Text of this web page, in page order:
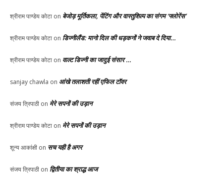
श्रीराम पाण्डेय कोटा on बेजोड़ मूर्तिकला, पेंटिंग और वास्तुशिल्प का संगम ‘फ्लोरेंस’
श्रीराम पाण्डेय कोटा on डिज्नीलैंड: मानो दिल की धड़कनों ने जवाब दे दिया…
श्रीराम पाण्डेय कोटा on वाल्ट डिज्नी का जादुई संसार …
sanjay chawla on आंखे तलाशती रहीं एफिल टॉवर
संजय त्रिपाठी on मेरे सपनों की उड़ान
श्रीराम पाण्डेय कोटा on मेरे सपनों की उड़ान
शून्य आकांक्षी on सच यही है अगर
संजय त्रिपाठी on द्वितीया का श्राद्ध आज